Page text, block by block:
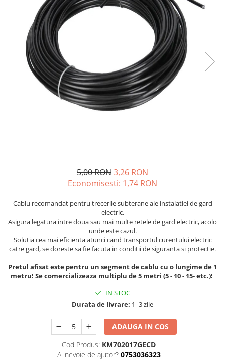
Veterinare
Tamburi fir
Testere
Sisteme fotovoltaice
Ventilatie
Tractare / Carlige auto
5,00 RON3,26 RON
Economisesti: 1,74 RON
Cablu recomandat pentru trecerile subterane ale instalatiei de gard
electric.
Asigura legatura intre doua sau mai multe retele de gard electric, acolo
unde este cazul.
Solutia cea mai eficienta atunci cand transportul curentului electric
catre gard, se doreste sa fie facuta in conditii de siguranta si protectie.
Pretul afisat este pentru un segment de cablu cu o lungime de 1
metru! Se comercializeaza multiplu de 5 metri (5 - 10 - 15- etc.)!
IN STOC
Durata de livrare: 1- 3 zile
ADAUGA IN COS
Cod Produs: KM702017GECD
Ai nevoie de ajutor? 0753036323